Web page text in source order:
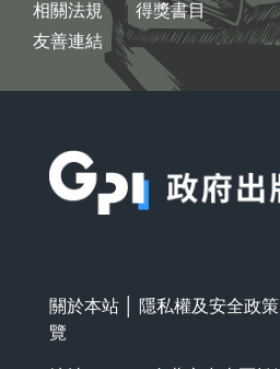
相關法規
友善連結
得獎書目
關於本站 隱私權及安全政策
覽